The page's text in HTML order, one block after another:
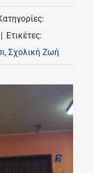
Ετικέτες:
, Σχολική Ζωή